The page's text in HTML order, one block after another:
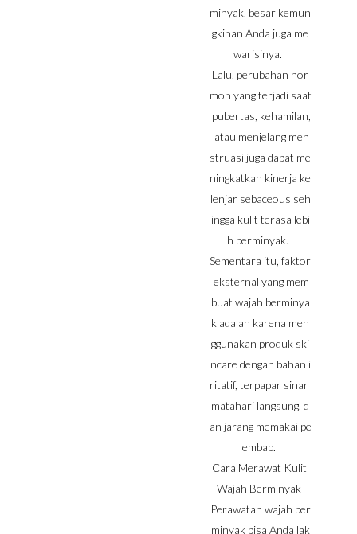
minyak, besar kemun
gkinan Anda juga me
warisinya.
Lalu, perubahan hor
mon yang terjadi saat
pubertas, kehamilan,
atau menjelang men
struasi juga dapat me
ningkatkan kinerja ke
lenjar sebaceous seh
ingga kulit terasa lebi
h berminyak.
Sementara itu, faktor
eksternal yang mem
buat wajah berminya
k adalah karena men
ggunakan produk ski
ncare dengan bahan i
ritatif, terpapar sinar
matahari langsung, d
an jarang memakai pe
lembab.
Cara Merawat Kulit
Wajah Berminyak
Perawatan wajah ber
minyak bisa Anda lak